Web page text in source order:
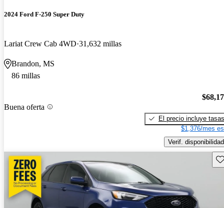
2024 Ford F-250 Super Duty
Lariat Crew Cab 4WD 31,632 millas
Brandon, MS
86 millas
Buena oferta
El precio incluye tasas
$1,376/mes
Verif. disponibilidad